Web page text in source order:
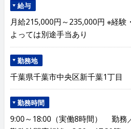
給与
月給215,000円～235,000円 ※経験
よっては別途手当あり
勤務地
千葉県千葉市中央区新千葉1丁目
勤務時間
9:00～18:00（実働8時間） 勤務